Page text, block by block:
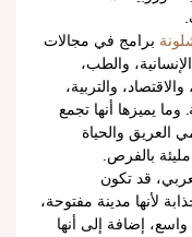
برامج في مجالات
والطب،
والتربية،
وما يميزها أنها تجمع
العريق والحياة
بالفرص.
قد تكون
لأنها مدينة مفتوحة،
إضافة إلى أنها